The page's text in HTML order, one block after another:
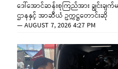
ဒေါ်အောင်ဆန်းစုကြည်အား ချွင်းချက်
ဌာနနှင့် အာဆီယံ ဥက္ကဋ္ဌတောင်းဆို
—AUGUST 7, 2026 4:27 PM